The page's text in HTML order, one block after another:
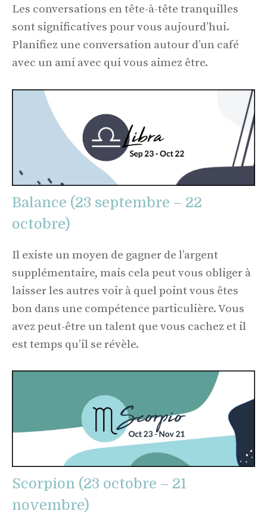
Les conversations en tête-à-tête tranquilles
sont significatives pour vous aujourd’hui.
Planifiez une conversation autour d’un café
avec un ami avec qui vous aimez être.
Balance (23 septembre – 22
octobre)
Il existe un moyen de gagner de l’argent
supplémentaire, mais cela peut vous obliger à
laisser les autres voir à quel point vous êtes
bon dans une compétence particulière. Vous
avez peut-être un talent que vous cachez et il
est temps qu’il se révèle.
Scorpion (23 octobre – 21
novembre)